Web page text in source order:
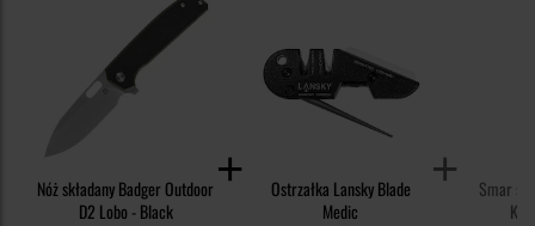
Nóż składany Badger Outdoor
D2 Lobo - Black
Ostrzałka Lansky Blade
Medic
Smar